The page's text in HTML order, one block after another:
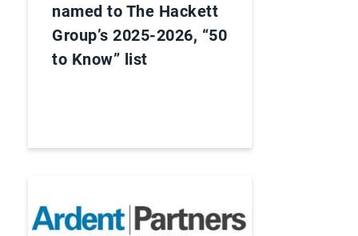
named to The Hackett
Group’s 2025-2026, “50
to Know” list